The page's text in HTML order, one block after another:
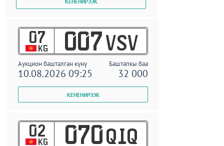
07
KG 007 VSV
Аукцион башталган күнү Баштапкы баа
10.08.2026 09:25 32 000
02
KG 070 QIQ